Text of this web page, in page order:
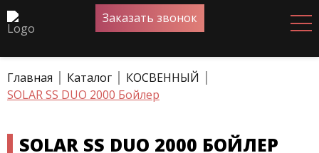
Заказать звонок
Главная Каталог
КОСВЕННЫЙ
SOLAR SS DUO 2000 Бойлер
SOLAR SS DUO 2000 БОЙЛЕР